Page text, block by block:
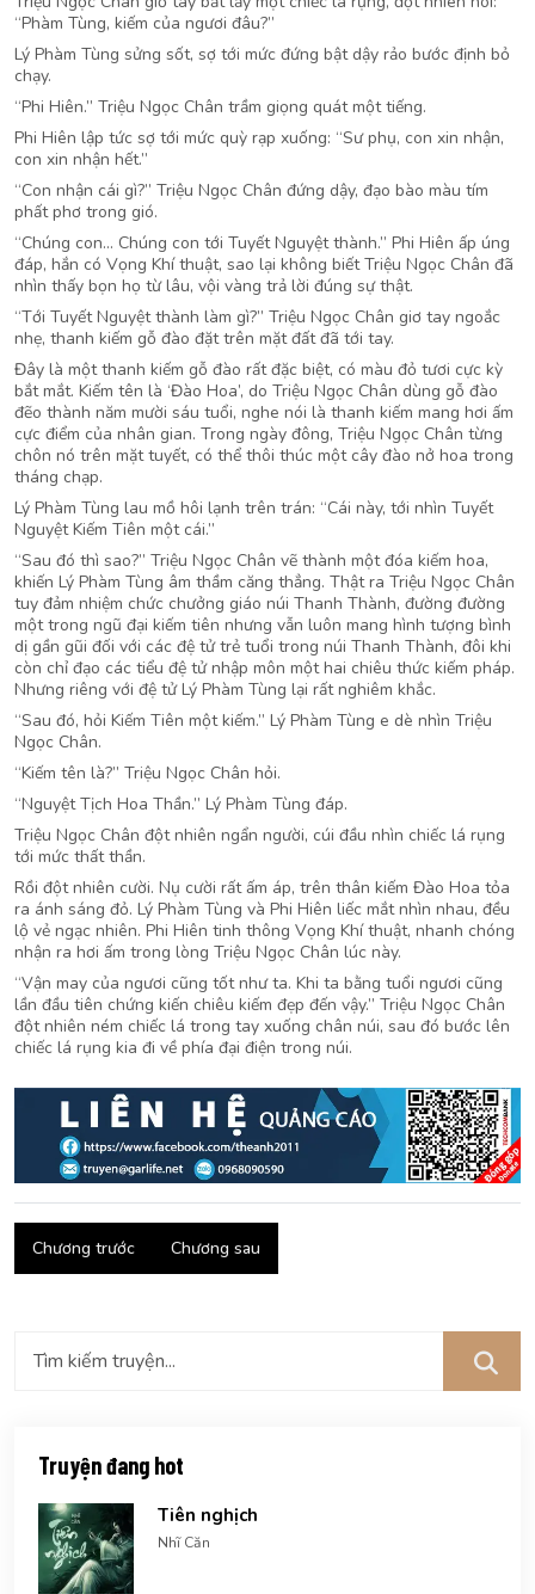
“Phàm Tùng, kiếm của ngươi đâu?”
Lý Phàm Tùng sửng sốt, sợ tới mức đứng bật dậy rảo bước định bỏ
chạy.
“Phi Hiên.” Triệu Ngọc Chân trầm giọng quát một tiếng.
Phi Hiên lập tức sợ tới mức quỳ rạp xuống: “Sư phụ, con xin nhận,
con xin nhận hết.”
“Con nhận cái gì?” Triệu Ngọc Chân đứng dậy, đạo bào màu tím
phất phơ trong gió.
“Chúng con… Chúng con tới Tuyết Nguyệt thành.” Phi Hiên ấp úng
đáp, hắn có Vọng Khí thuật, sao lại không biết Triệu Ngọc Chân đã
nhìn thấy bọn họ từ lâu, vội vàng trả lời đúng sự thật.
“Tới Tuyết Nguyệt thành làm gì?” Triệu Ngọc Chân giơ tay ngoắc
nhẹ, thanh kiếm gỗ đào đặt trên mặt đất đã tới tay.
Đây là một thanh kiếm gỗ đào rất đặc biệt, có màu đỏ tươi cực kỳ
bắt mắt. Kiếm tên là ‘Đào Hoa’, do Triệu Ngọc Chân dùng gỗ đào
đẽo thành năm mười sáu tuổi, nghe nói là thanh kiếm mang hơi ấm
cực điểm của nhân gian. Trong ngày đông, Triệu Ngọc Chân từng
chôn nó trên mặt tuyết, có thể thôi thúc một cây đào nở hoa trong
tháng chạp.
Lý Phàm Tùng lau mồ hôi lạnh trên trán: “Cái này, tới nhìn Tuyết
Nguyệt Kiếm Tiên một cái.”
“Sau đó thì sao?” Triệu Ngọc Chân vẽ thành một đóa kiếm hoa,
khiến Lý Phàm Tùng âm thầm căng thẳng. Thật ra Triệu Ngọc Chân
tuy đảm nhiệm chức chưởng giáo núi Thanh Thành, đường đường
một trong ngũ đại kiếm tiên nhưng vẫn luôn mang hình tượng bình
dị gần gũi đối với các đệ tử trẻ tuổi trong núi Thanh Thành, đôi khi
còn chỉ đạo các tiểu đệ tử nhập môn một hai chiêu thức kiếm pháp.
Nhưng riêng với đệ tử Lý Phàm Tùng lại rất nghiêm khắc.
“Sau đó, hỏi Kiếm Tiên một kiếm.” Lý Phàm Tùng e dè nhìn Triệu
Ngọc Chân.
“Kiếm tên là?” Triệu Ngọc Chân hỏi.
“Nguyệt Tịch Hoa Thần.” Lý Phàm Tùng đáp.
Triệu Ngọc Chân đột nhiên ngẩn người, cúi đầu nhìn chiếc lá rụng
tới mức thất thần.
Rồi đột nhiên cười. Nụ cười rất ấm áp, trên thân kiếm Đào Hoa tỏa
ra ánh sáng đỏ. Lý Phàm Tùng và Phi Hiên liếc mắt nhìn nhau, đều
lộ vẻ ngạc nhiên. Phi Hiên tinh thông Vọng Khí thuật, nhanh chóng
nhận ra hơi ấm trong lòng Triệu Ngọc Chân lúc này.
“Vận may của ngươi cũng tốt như ta. Khi ta bằng tuổi ngươi cũng
lần đầu tiên chứng kiến chiêu kiếm đẹp đến vậy.” Triệu Ngọc Chân
đột nhiên ném chiếc lá trong tay xuống chân núi, sau đó bước lên
chiếc lá rụng kia đi về phía đại điện trong núi.
Chương trước Chương sau
Truyện đang hot
Tiên nghịch
Nhĩ Căn